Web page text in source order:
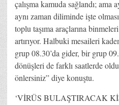
çalışma kamuda sağlandı; ama
aynı zaman diliminde işte
toplu taşıma araçlarına
artırıyor. Halbuki mesaileri
grup 08.30’da gider, bir grup
dönüşleri de farklı saatlerde
önlersiniz” diye konuştu.
‘VİRÜS BULAŞTIRACAK